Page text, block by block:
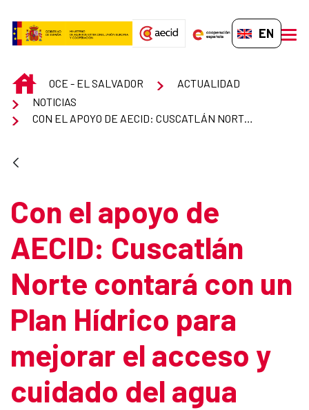
EN-GB
INICIOOCE - EL SALVADOR
ACTUALIDAD
NOTICIAS
CON EL APOYO DE AECID: CUSCATLÁN NORTE CONTARÁ CON UN PLAN HÍDRICO PARA MEJORAR EL ACCESO Y CUIDADO DEL AGUA
Con el apoyo de
AECID: Cuscatlán
Norte contará con un
Plan Hídrico para
mejorar el acceso y
cuidado del agua